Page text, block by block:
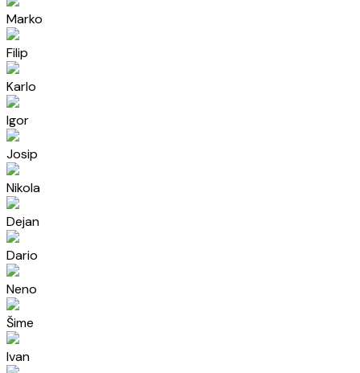
Marko
Filip
Karlo
Igor
Josip
Nikola
Dejan
Dario
Neno
Šime
Ivan